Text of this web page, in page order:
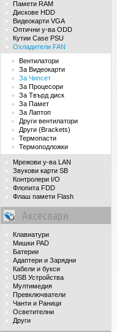
Памети RAM
Дискове HDD
Видеокарти VGA
Оптични у-ва ODD
Кутии Case PSU
Охладители FAN
Вентилатори
За Видеокарти
За Чипсет
За Процесори
За Твърд диск
За Памет
За Лаптоп
Други вентилатори
Други (Brackets)
Термопасти
Термоподложки
Мрежови у-ва LAN
Звукови карти SB
Контролери I/O
Флопита FDD
Флаш памети Flash
Аксесоари
Клавиатури
Мишки PAD
Батерии
Адаптери и Зарядни
Кабели и букси
USB Устройства
Мултимедия
Превключватели
Чанти и Раници
Осветителни
Други